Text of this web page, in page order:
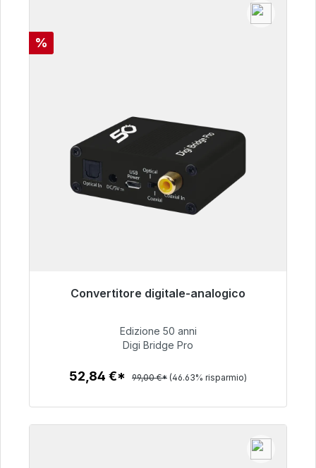
Sconto
%
Convertitore digitale-analogico
Pronto per la spedizione immediata, tempo di
52,84 €
Edizione 50 anni
Digi Bridge Pro
52,84 €* 99,00 €* (46.63% risparmio)